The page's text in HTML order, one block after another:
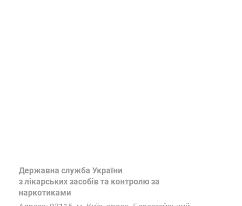
Державна служба України
з лікарських засобів та контролю за
наркотиками